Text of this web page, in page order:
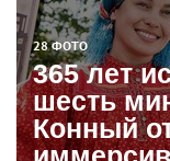
28 ФОТО
365 лет
шесть
Конный